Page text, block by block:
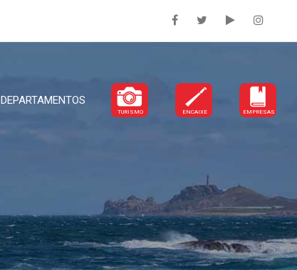
DEPARTAMENTOS
TURISMO ENCAIXE EMPRESAS